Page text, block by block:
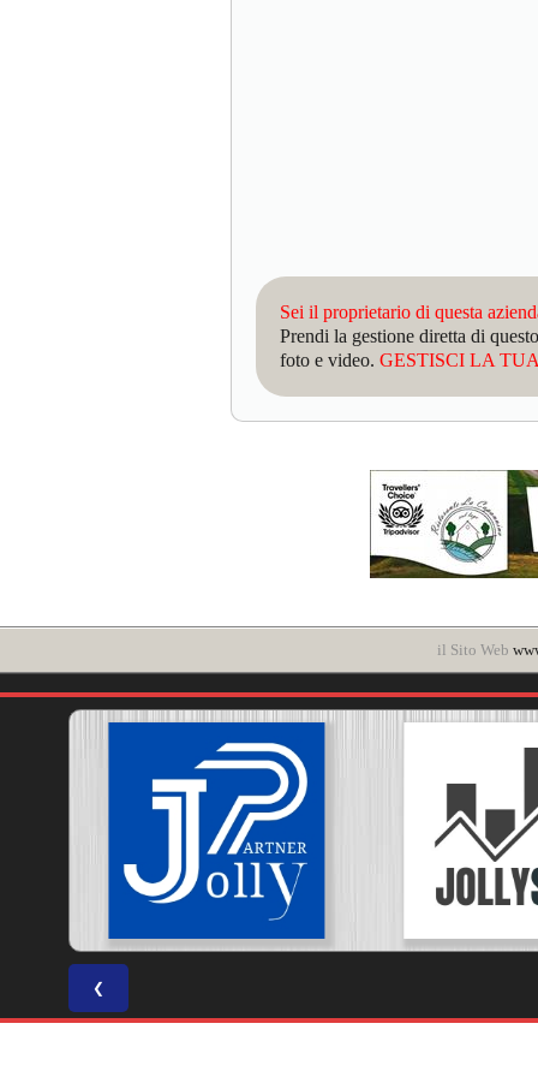
Sei il proprietario di questa
Prendi la gestione diretta di
foto e video. GESTISCI LA
il Sito Web
❮